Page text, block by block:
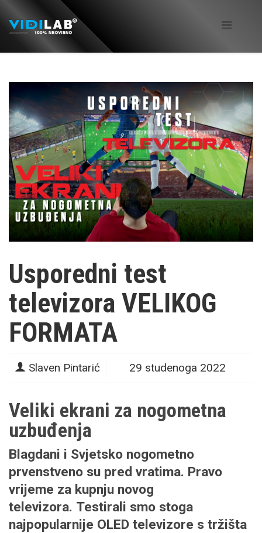
Usporedni test
televizora VELIKOG
FORMATA
Slaven Pintarić 29 studenoga 2022
Veliki ekrani za nogometna
uzbuđenja
Blagdani i Svjetsko nogometno
prvenstveno su pred vratima. Pravo
vrijeme za kupnju novog
televizora. Testirali smo stoga
najpopularnije OLED televizore s tržišta